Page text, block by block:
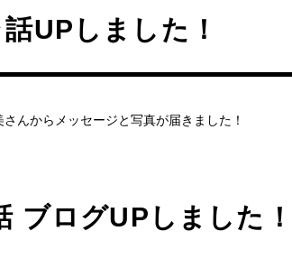
UPしました！
んからメッセージと写真が届きました！
ブログUPしました！